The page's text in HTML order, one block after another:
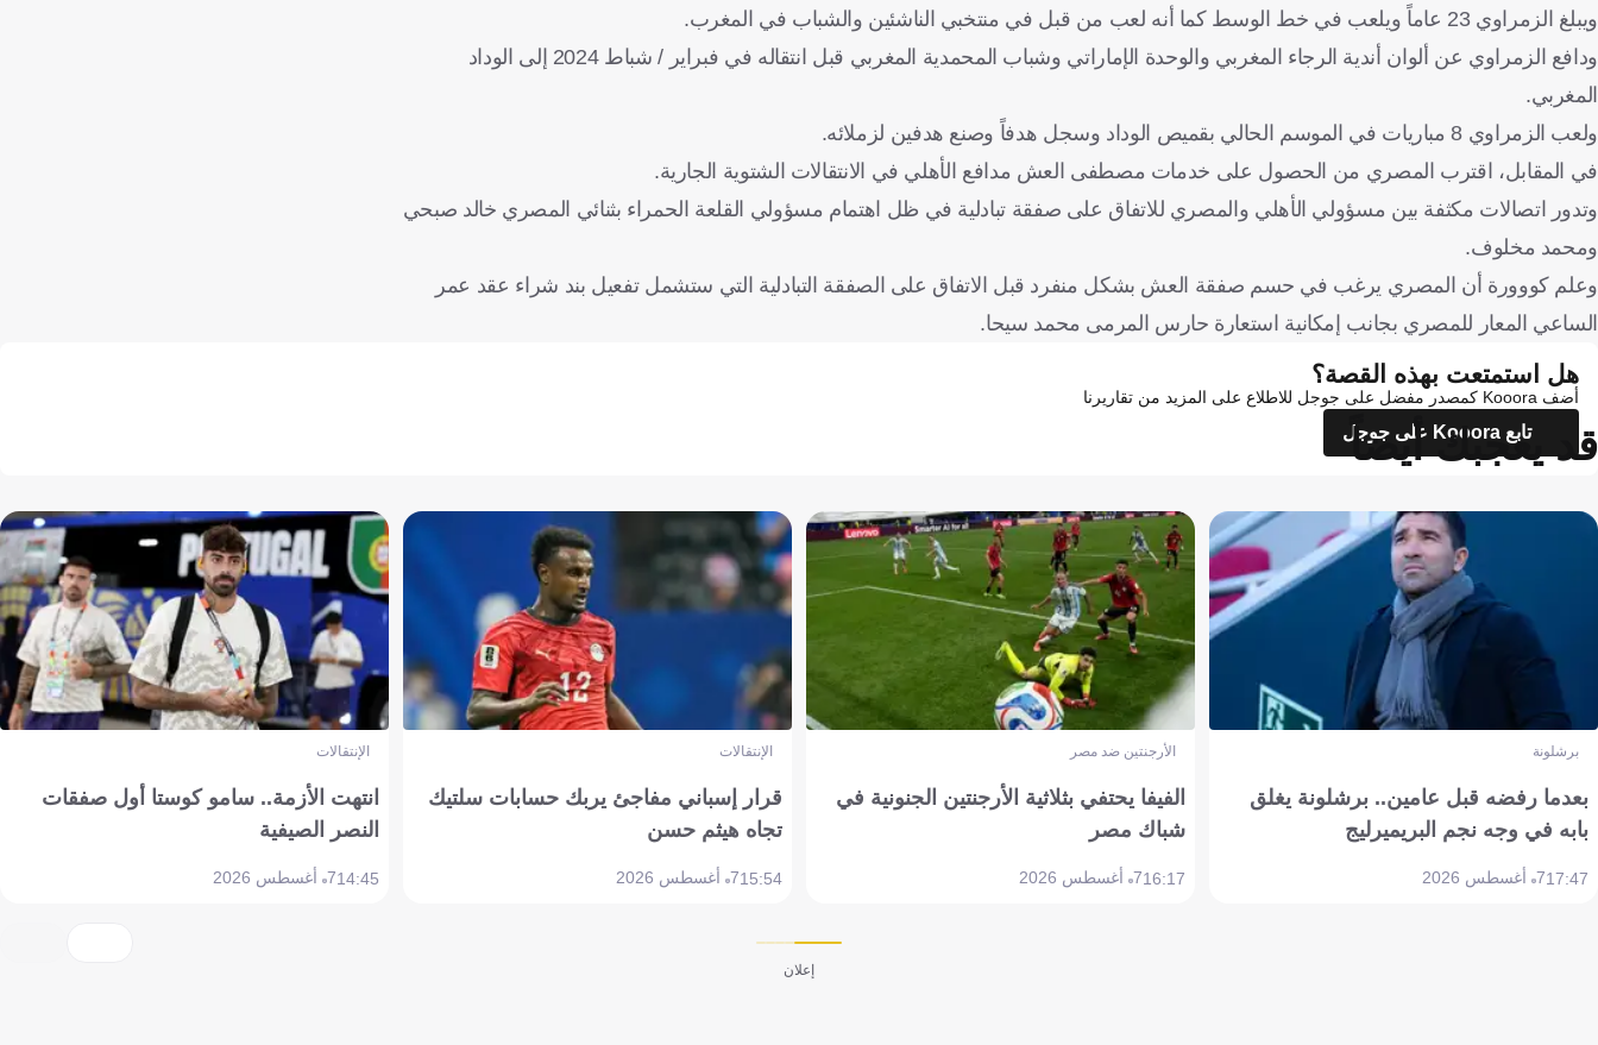
ويبلغ الزمراوي 23 عاماً ويلعب في خط الوسط كما أنه لعب من قبل في منتخبي الناشئين والشباب في المغرب.
ودافع الزمراوي عن ألوان أندية الرجاء المغربي والوحدة الإماراتي وشباب المحمدية المغربي قبل انتقاله في فبراير / شباط 2024 إلى الوداد
المغربي.
ولعب الزمراوي 8 مباريات في الموسم الحالي بقميص الوداد وسجل هدفاً وصنع هدفين لزملائه.
في المقابل، اقترب المصري من الحصول على خدمات مصطفى العش مدافع الأهلي في الانتقالات الشتوية الجارية.
وتدور اتصالات مكثفة بين مسؤولي الأهلي والمصري للاتفاق على صفقة تبادلية في ظل اهتمام مسؤولي القلعة الحمراء بثنائي المصري خالد صبحي
ومحمد مخلوف.
وعلم كووورة أن المصري يرغب في حسم صفقة العش بشكل منفرد قبل الاتفاق على الصفقة التبادلية التي ستشمل تفعيل بند شراء عقد عمر
الساعي المعار للمصري بجانب إمكانية استعارة حارس المرمى محمد سيحا.
هل استمتعت بهذه القصة؟
أضف Kooora كمصدر مفضل على جوجل للاطلاع على المزيد من تقاريرنا
تابع Kooora على جوجل
قد يعجبك أيضاً
برشلونة
بعدما رفضه قبل عامين.. برشلونة يغلق
بابه في وجه نجم البريميرليج
17:477 أغسطس 2026
الأرجنتين ضد مصر
الفيفا يحتفي بثلاثية الأرجنتين الجنونية في
شباك مصر
16:177 أغسطس 2026
الإنتقالات
قرار إسباني مفاجئ يربك حسابات سلتيك
تجاه هيثم حسن
15:547 أغسطس 2026
الإنتقالات
انتهت الأزمة.. سامو كوستا أول صفقات
النصر الصيفية
14:457 أغسطس 2026
إعلان